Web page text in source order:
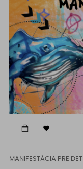

MANIFESTÁCIA PRE DETI